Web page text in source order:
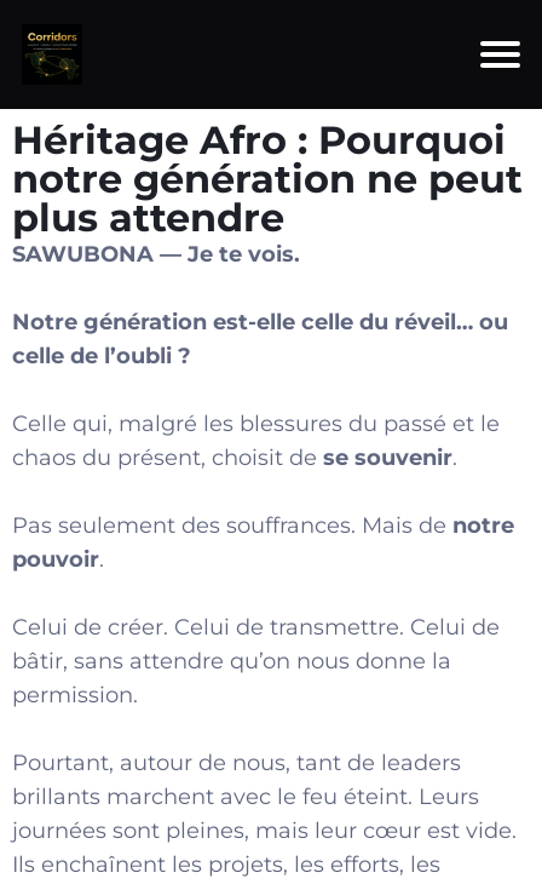
Héritage Afro : Pourquoi
notre génération ne peut
plus attendre
SAWUBONA — Je te vois.
Notre génération est-elle celle du réveil… ou
celle de l’oubli ?
Celle qui, malgré les blessures du passé et le
chaos du présent, choisit de se souvenir.
Pas seulement des souffrances. Mais de notre
pouvoir.
Celui de créer. Celui de transmettre. Celui de
bâtir, sans attendre qu’on nous donne la
permission.
Pourtant, autour de nous, tant de leaders
brillants marchent avec le feu éteint. Leurs
journées sont pleines, mais leur cœur est vide.
Ils enchaînent les projets, les efforts, les